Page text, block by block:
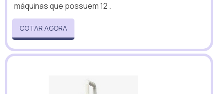
máquinas que possuem 12 .
COTAR AGORA